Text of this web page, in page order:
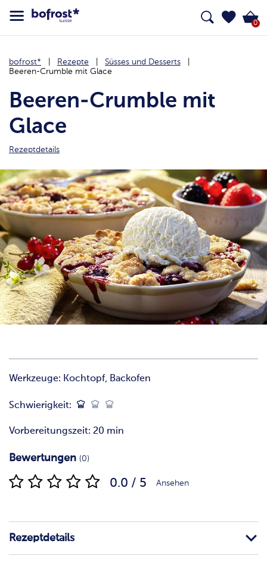
0
bofrost* Rezepte
Süsses und Desserts
Beeren-Crumble mit Glace
Beeren-Crumble mit
Glace
Rezeptdetails
Werkzeuge: Kochtopf, Backofen
Schwierigkeit:
Vorbereitungszeit: 20 min
Bewertungen (0)
0.0 / 5 Ansehen
Rezeptdetails